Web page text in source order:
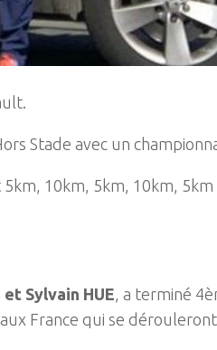
Stade avec un
10km, 5km, 10km, 5km
Sylvain HUE, a terminé
France qui se dérouleront